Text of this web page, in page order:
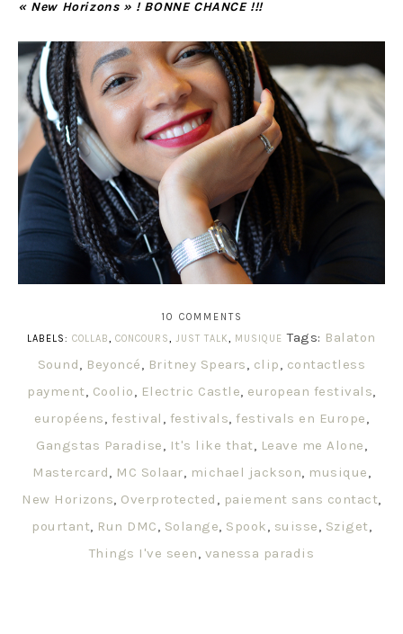
« New Horizons » ! BONNE CHANCE !!!
10 COMMENTS
LABELS:COLLAB,CONCOURS,JUST TALK, MUSIQUE Tags: Balaton
Sound, Beyoncé, Britney Spears, clip, contactless
payment, Coolio, Electric Castle, european festivals,
européens, festival , festivals, festivals en Europe,
Gangstas Paradise, It's like that, Leave me Alone,
Mastercard, MC Solaar, michael jackson, musique,
New Horizons, Overprotected , paiement sans contact,
pourtant, Run DMC, Solange, Spook, suisse, Sziget,
Things I've seen, vanessa paradis